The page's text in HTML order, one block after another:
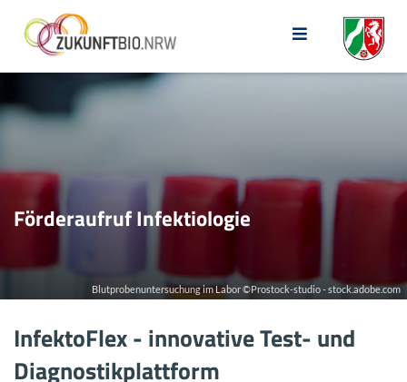
Blutprobenuntersuchung im Labor ©Prostock-studio - stock.adobe.com
Förderaufruf Infektiologie
InfektoFlex - innovative Test- und
Diagnostikplattform